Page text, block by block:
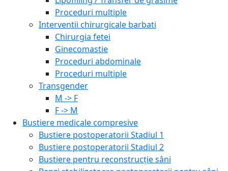
Proceduri multiple
Interventii chirurgicale barbati
Chirurgia fetei
Ginecomastie
Proceduri abdominale
Proceduri multiple
Transgender
M -> F
F -> M
Bustiere medicale compresive
Bustiere postoperatorii Stadiul 1
Bustiere postoperatorii Stadiul 2
Bustiere pentru reconstrucție sâni